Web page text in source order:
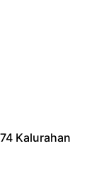
Kalurahan